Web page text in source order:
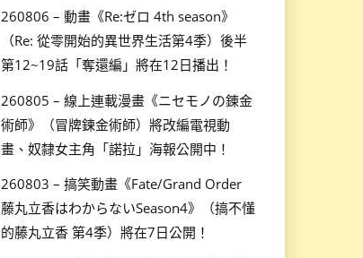
260806 – 動畫《Re:ゼロ 4th season》
（Re: 從零開始的異世界生活第4季）後半
第12~19話「奪還編」將在12日播出！
260805 – 線上連載漫畫《ニセモノの錬金
術師》（冒牌鍊金術師）將改編電視動
畫、奴隸女主角「諾拉」海報公開中！
260803 – 搞笑動畫《Fate/Grand Order
藤丸立香はわからないSeason4》（搞不懂
的藤丸立香 第4季）將在7日公開！